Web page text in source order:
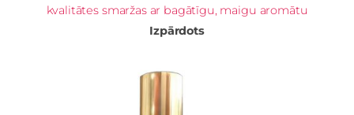
kvalitātes smaržas ar bagātīgu, maigu aromātu
Izpārdots